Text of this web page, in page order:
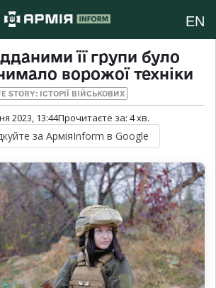
EN
її групи було
ворожої техніки
STORY: ІСТОРІЇ ВІЙСЬКОВИХ
2023, 13:44Прочитаєте за: 4хв.
за АрміяInform в Google